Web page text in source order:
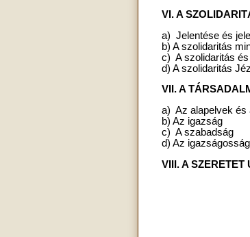
VI. A
a) Jelentése és
b) A szolidaritás
c) A szolidaritás
d) A szolidaritás
VII. A
a) Az alapelvek és
b) Az igazság
c) A szabadság
d) Az igazságosság
VIII. A SZERETET